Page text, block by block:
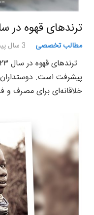
ترندهای قهوه در سال
مطالب تخصصی 3 سال پیش
پیشرفت است. دوستداران
خلاقانه‌ای برای مصرف و